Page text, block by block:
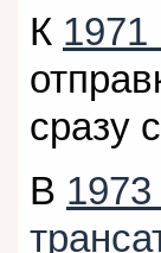
К 1971
сразу
В 1973